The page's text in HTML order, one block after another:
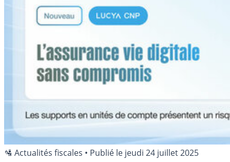
🛂 Actualités fiscales • Publié le jeudi 24 juillet 2025